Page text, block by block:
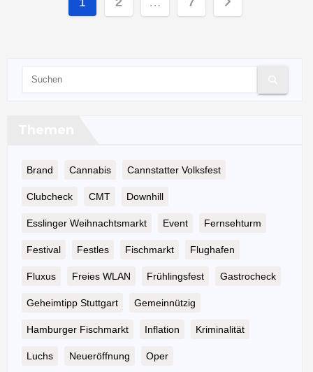
der
Brand Cannabis Cannstatter Volksfest
Clubcheck CMT Downhill
Esslinger Weihnachtsmarkt Event Fernsehturm
Festival Festles Fischmarkt Flughafen
Fluxus Freies WLAN Frühlingsfest Gastrocheck
Geheimtipp Stuttgart Gemeinnützig
Hamburger Fischmarkt Inflation Kriminalität
Luchs Neueröffnung Oper